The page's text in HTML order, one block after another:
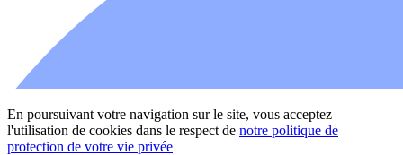
En poursuivant votre navigation sur le site, vous acceptez
l'utilisation de cookies dans le respect de notre politique de
protection de votre vie privée